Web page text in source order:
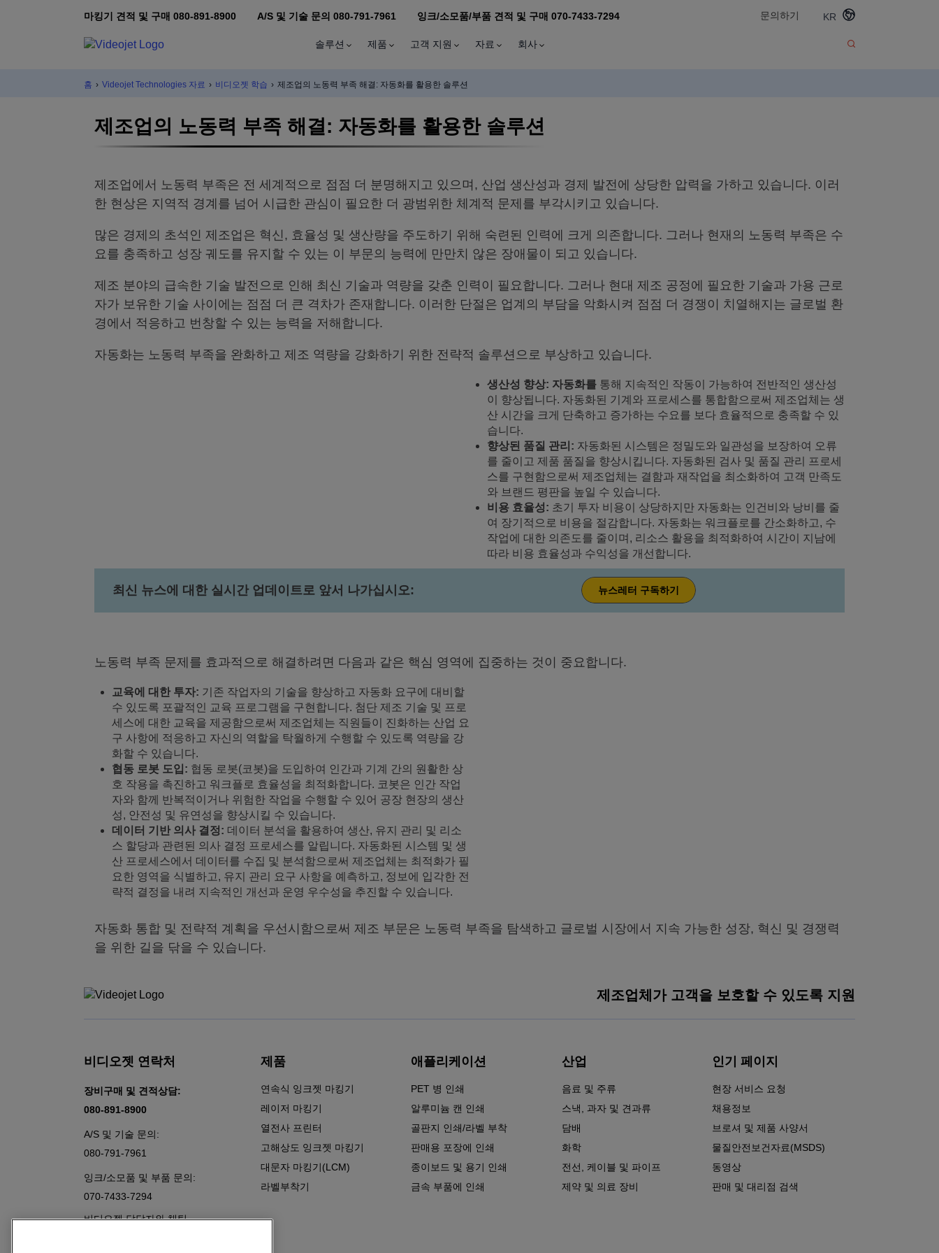
마킹기 견적 및 구매 080-891-8900 A/S 및 기술 문의 080-791-7961 잉크/소모품/부품 견적 및 구매 070-7433-7294 문의하기 KR
솔루션 제품 고객 지원 자료 회사
홈 › Videojet Technologies 자료 › 비디오젯 학습 › 제조업의 노동력 부족 해결: 자동화를 활용한 솔루션
제조업의 노동력 부족 해결: 자동화를 활용한 솔루션
제조업에서 노동력 부족은 전 세계적으로 점점 더 분명해지고 있으며, 산업 생산성과 경제 발전에 상당한 압력을 가하고 있습니다. 이러
한 현상은 지역적 경계를 넘어 시급한 관심이 필요한 더 광범위한 체계적 문제를 부각시키고 있습니다.
많은 경제의 초석인 제조업은 혁신, 효율성 및 생산량을 주도하기 위해 숙련된 인력에 크게 의존합니다. 그러나 현재의 노동력 부족은 수
요를 충족하고 성장 궤도를 유지할 수 있는 이 부문의 능력에 만만치 않은 장애물이 되고 있습니다.
제조 분야의 급속한 기술 발전으로 인해 최신 기술과 역량을 갖춘 인력이 필요합니다. 그러나 현대 제조 공정에 필요한 기술과 가용 근로
자가 보유한 기술 사이에는 점점 더 큰 격차가 존재합니다. 이러한 단절은 업계의 부담을 악화시켜 점점 더 경쟁이 치열해지는 글로벌 환
경에서 적응하고 번창할 수 있는 능력을 저해합니다.
자동화는 노동력 부족을 완화하고 제조 역량을 강화하기 위한 전략적 솔루션으로 부상하고 있습니다.
생산성 향상: 자동화를 통해 지속적인 작동이 가능하여 전반적인 생산성
이 향상됩니다. 자동화된 기계와 프로세스를 통합함으로써 제조업체는 생
산 시간을 크게 단축하고 증가하는 수요를 보다 효율적으로 충족할 수 있
습니다.
향상된 품질 관리 : 자동화된 시스템은 정밀도와 일관성을 보장하여 오류
를 줄이고 제품 품질을 향상시킵니다. 자동화된 검사 및 품질 관리 프로세
스를 구현함으로써 제조업체는 결함과 재작업을 최소화하여 고객 만족도
와 브랜드 평판을 높일 수 있습니다.
비용 효율성: 초기 투자 비용이 상당하지만 자동화는 인건비와 낭비를 줄
여 장기적으로 비용을 절감합니다. 자동화는 워크플로를 간소화하고, 수
작업에 대한 의존도를 줄이며, 리소스 활용을 최적화하여 시간이 지남에
따라 비용 효율성과 수익성을 개선합니다.
최신 뉴스에 대한 실시간 업데이트로 앞서 나가십시오: 뉴스레터 구독하기
노동력 부족 문제를 효과적으로 해결하려면 다음과 같은 핵심 영역에 집중하는 것이 중요합니다.
교육에 대한 투자: 기존 작업자의 기술을 향상하고 자동화 요구에 대비할
수 있도록 포괄적인 교육 프로그램을 구현합니다. 첨단 제조 기술 및 프로
세스에 대한 교육을 제공함으로써 제조업체는 직원들이 진화하는 산업 요
구 사항에 적응하고 자신의 역할을 탁월하게 수행할 수 있도록 역량을 강
화할 수 있습니다.
협동 로봇 도입 : 협동 로봇(코봇)을 도입하여 인간과 기계 간의 원활한 상
호 작용을 촉진하고 워크플로 효율성을 최적화합니다. 코봇은 인간 작업
자와 함께 반복적이거나 위험한 작업을 수행할 수 있어 공장 현장의 생산
성, 안전성 및 유연성을 향상시킬 수 있습니다.
데이터 기반 의사 결정: 데이터 분석을 활용하여 생산, 유지 관리 및 리소
스 할당과 관련된 의사 결정 프로세스를 알립니다. 자동화된 시스템 및 생
산 프로세스에서 데이터를 수집 및 분석함으로써 제조업체는 최적화가 필
요한 영역을 식별하고, 유지 관리 요구 사항을 예측하고, 정보에 입각한 전
략적 결정을 내려 지속적인 개선과 운영 우수성을 추진할 수 있습니다.
자동화 통합 및 전략적 계획을 우선시함으로써 제조 부문은 노동력 부족을 탐색하고 글로벌 시장에서 지속 가능한 성장, 혁신 및 경쟁력
을 위한 길을 닦을 수 있습니다.
제조업체가 고객을 보호할 수 있도록 지원
비디오젯 연락처
장비구매 및 견적상담:
080-891-8900
A/S 및 기술 문의:
080-791-7961
잉크/소모품 및 부품 문의:
070-7433-7294
비디오젯 담당자와 채팅
제품
연속식 잉크젯 마킹기
레이저 마킹기
열전사 프린터
고해상도 잉크젯 마킹기
대문자 마킹기(LCM)
라벨부착기
애플리케이션
PET 병 인쇄
알루미늄 캔 인쇄
골판지 인쇄/라벨 부착
판매용 포장에 인쇄
종이보드 및 용기 인쇄
금속 부품에 인쇄
산업
음료 및 주류
스낵, 과자 및 견과류
담배
화학
전선, 케이블 및 파이프
제약 및 의료 장비
인기 페이지
현장 서비스 요청
채용정보
브로셔 및 제품 사양서
물질안전보건자료(MSDS)
동영상
판매 및 대리점 검색